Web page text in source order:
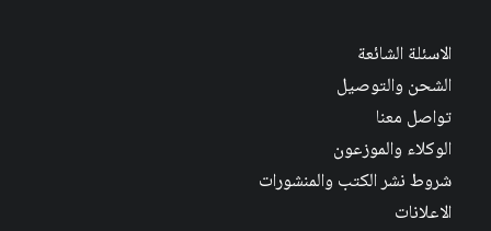
الاسئلة الشائعة
الشحن والتوصيل
تواصل معنا
الوكلاء والموزعون
شروط نشر الكتب والمنشورات
الاعلانات